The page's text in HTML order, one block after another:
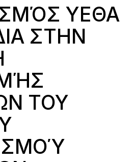
ΥΕΘΑ
ΣΤΗΝ
ΤΟΥ